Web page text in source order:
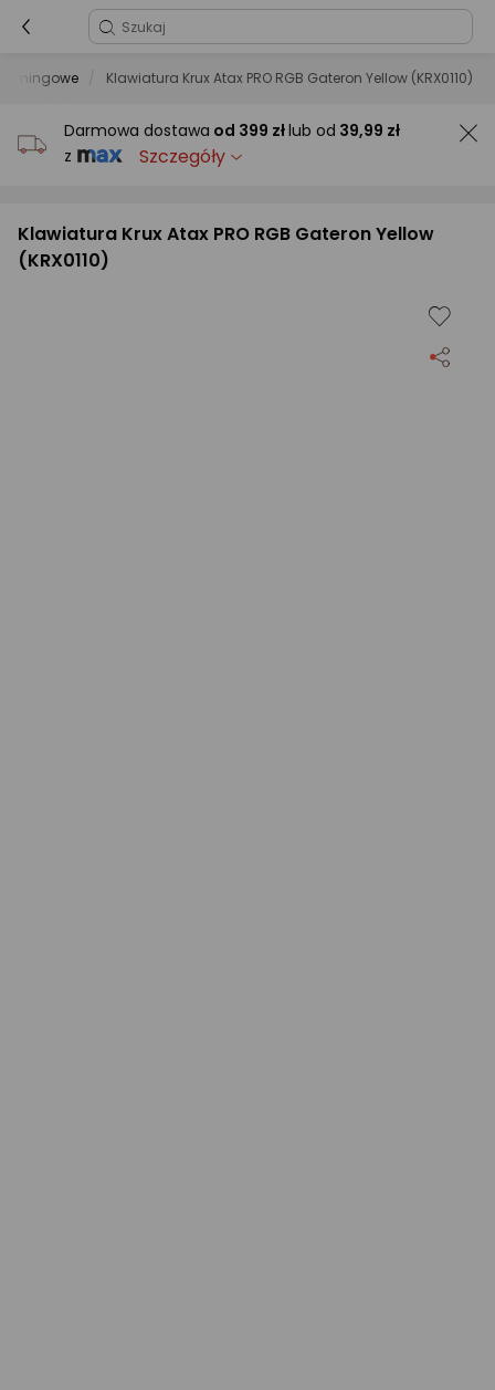
Klawiatura Krux Atax PRO RGB Gateron Yellow (KRX0110)
Darmowa dostawa od 399 złlub od 39,99 zł
z
Szczegóły
Klawiatura Krux Atax PRO RGB Gateron Yellow
(KRX0110)